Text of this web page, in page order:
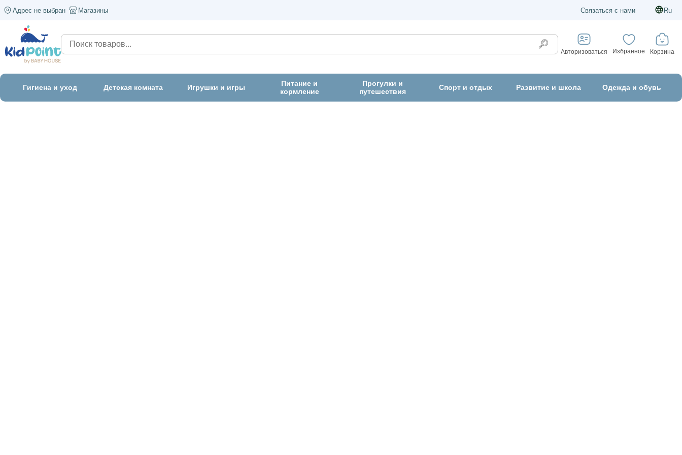
Адрес не выбран Магазины Связаться с нами Ru
Авторизоваться Избранное Корзина
Гигиена и уход Детская комната Игрушки и игры
Питание и
кормление
Прогулки и
путешествия
Спорт и отдых Развитие и школа Одежда и обувь